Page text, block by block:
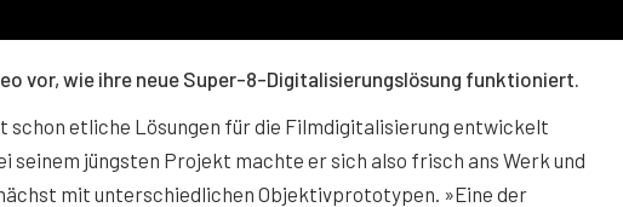
vor, wie ihre neue Super-8-Digitalisierungslösung funktioniert.
schon etliche Lösungen für die Filmdigitalisierung entwickelt
seinem jüngsten Projekt machte er sich also frisch ans Werk und
mit unterschiedlichen Objektivprototypen. »Eine der